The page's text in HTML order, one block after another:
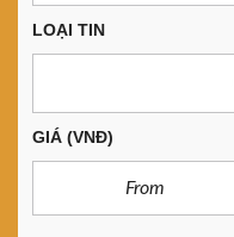
LOẠI TIN
GIÁ (VNĐ)